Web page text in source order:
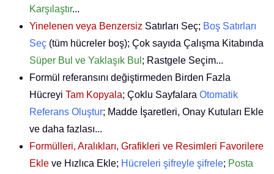
Karşılaştır...
Yinelenen veya Benzersiz Satırları Seç; Boş Satırları
Seç (tüm hücreler boş); Çok sayıda Çalışma Kitabında
Süper Bul ve Yaklaşık Bul ; Rastgele Seçim...
Formül referansını değiştirmeden Birden Fazla
Hücreyi Tam Kopyala; Çoklu Sayfalara Otomatik
Referans Oluştur; Madde İşaretleri, Onay Kutuları Ekle
ve daha fazlası...
Formülleri, Aralıkları, Grafikleri ve Resimleri Favorilere
Ekle ve Hızlıca Ekle; Hücreleri şifreyle şifrele; Posta